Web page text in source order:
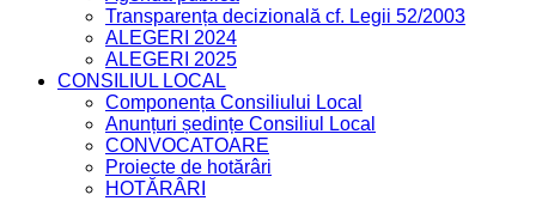
Transparența decizională cf. Legii 52/2003
ALEGERI 2024
ALEGERI 2025
CONSILIUL LOCAL
Componența Consiliului Local
Anunțuri ședințe Consiliul Local
CONVOCATOARE
Proiecte de hotărâri
HOTĂRÂRI